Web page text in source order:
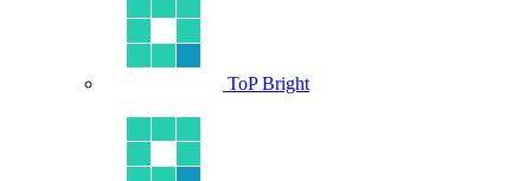
ToP Bright